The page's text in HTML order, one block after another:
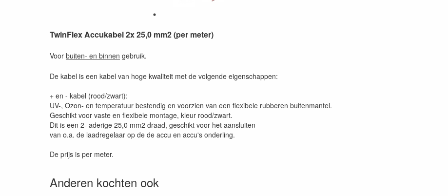
TwinFlex Accukabel 2x 25,0 mm2 (per meter)
Voor buiten- en binnen gebruik.
De kabel is een kabel van hoge kwaliteit met de volgende eigenschappen:
+ en - kabel (rood/zwart):
UV-, Ozon- en temperatuur bestendig en voorzien van een flexibele rubberen buitenmantel.
Geschikt voor vaste en flexibele montage, kleur rood/zwart.
Dit is een 2- aderige 25,0 mm2 draad, geschikt voor het aansluiten
van o.a. de laadregelaar op de de accu en accu's onderling.
De prijs is per meter.
Anderen kochten ook